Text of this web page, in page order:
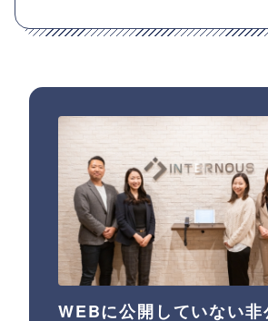
WEBに公開していない非